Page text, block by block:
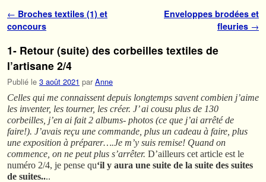
Navigation des articles
← Broches textiles (1) et
concours
Enveloppes brodées et
fleuries →
1- Retour (suite) des corbeilles textiles de
l’artisane 2/4
Publié le 3 août 2021 par Anne
Celles qui me connaissent depuis longtemps savent combien j’aime
les inventer, les tourner, les créer. J’ ai cousu plus de 130
corbeilles, j’en ai fait 2 albums- photos (ce que j’ai arrêté de
faire!). J’avais reçu une commande, plus un cadeau à faire, plus
une exposition à préparer….Je m’y suis remise! Quand on
commence, on ne peut plus s’arrêter. D’ailleurs cet article est le
numéro 2/4, je pense qu‘il y aura une suite de la suite des suites
de suites....